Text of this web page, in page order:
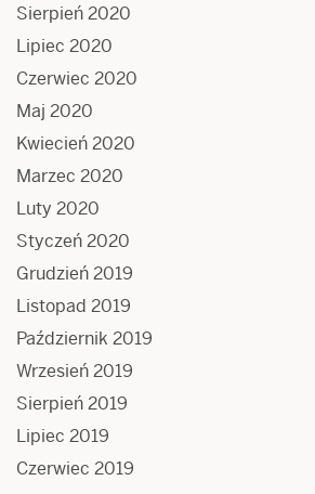
Sierpień 2020
Lipiec 2020
Czerwiec 2020
Maj 2020
Kwiecień 2020
Marzec 2020
Luty 2020
Styczeń 2020
Grudzień 2019
Listopad 2019
Październik 2019
Wrzesień 2019
Sierpień 2019
Lipiec 2019
Czerwiec 2019